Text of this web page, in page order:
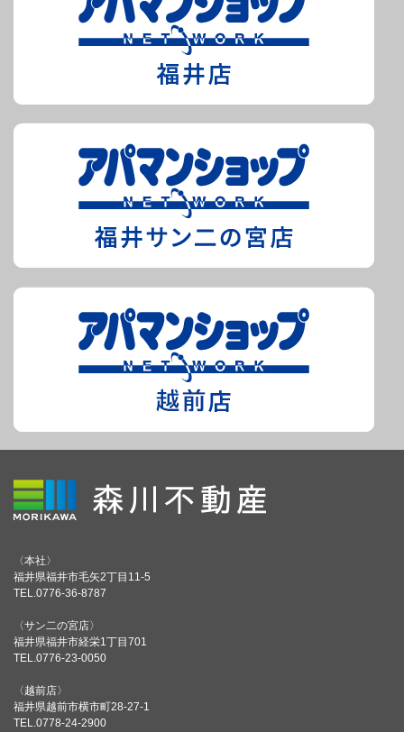
〈本社〉
福井県福井市毛矢2丁目11-5
TEL.0776-36-8787
〈サン二の宮店〉
福井県福井市経栄1丁目701
TEL.0776-23-0050
〈越前店〉
福井県越前市横市町28-27-1
TEL.0778-24-2900